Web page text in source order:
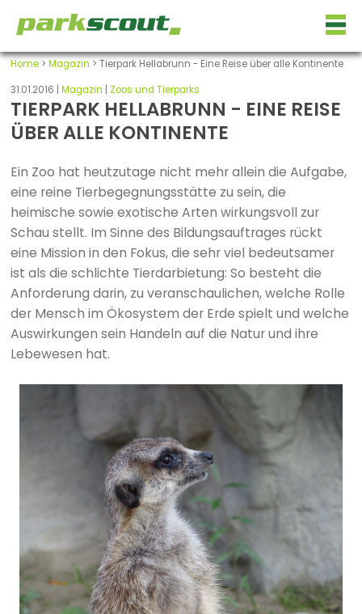
Home> Magazin > Tierpark Hellabrunn - Eine Reise über alle Kontinente
31.01.2016 | Magazin Zoos und Tierparks
TIERPARK HELLABRUNN - EINE REISE
ÜBER ALLE KONTINENTE
Ein Zoo hat heutzutage nicht mehr allein die Aufgabe,
eine reine Tierbegegnungsstätte zu sein, die
heimische sowie exotische Arten wirkungsvoll zur
Schau stellt. Im Sinne des Bildungsauftrages rückt
eine Mission in den Fokus, die sehr viel bedeutsamer
ist als die schlichte Tierdarbietung: So besteht die
Anforderung darin, zu veranschaulichen, welche Rolle
der Mensch im Ökosystem der Erde spielt und welche
Auswirkungen sein Handeln auf die Natur und ihre
Lebewesen hat.